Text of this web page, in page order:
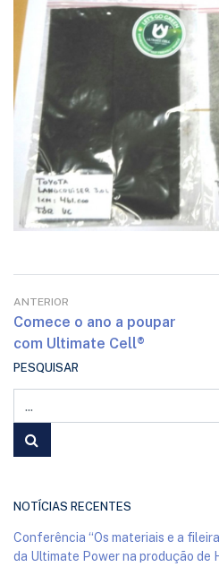
ANTERIOR
Comece o ano a poupar
com Ultimate Cell®
PESQUISAR
NOTÍCIAS RECENTES
Conferência “Os materiais e a
da Ultimate Power na produção de